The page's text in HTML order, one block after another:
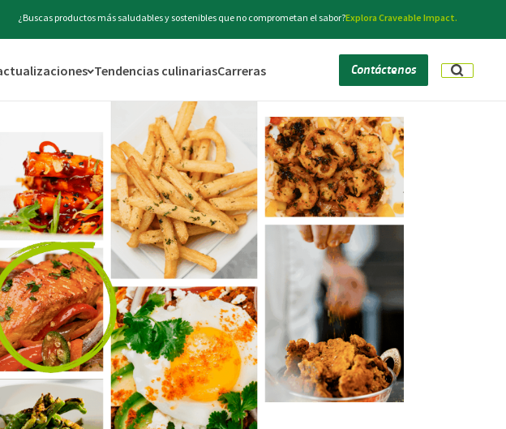
¿Buscas productos más saludables y sostenibles que no comprometan el sabor?Explora Craveable Impact.
Tendencias culinariasCarreras Contáctenos